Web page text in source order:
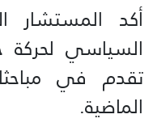
أكد المستشار
السياسي لحركة
تقدم في
الماضية.